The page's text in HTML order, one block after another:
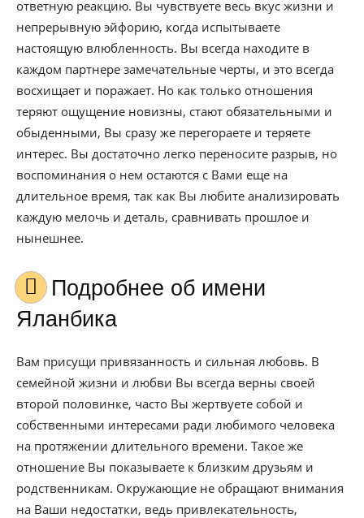
ответную реакцию. Вы чувствуете весь вкус жизни и
непрерывную эйфорию, когда испытываете
настоящую влюбленность. Вы всегда находите в
каждом партнере замечательные черты, и это всегда
восхищает и поражает. Но как только отношения
теряют ощущение новизны, стают обязательными и
обыденными, Вы сразу же перегораете и теряете
интерес. Вы достаточно легко переносите разрыв, но
воспоминания о нем остаются с Вами еще на
длительное время, так как Вы любите анализировать
каждую мелочь и деталь, сравнивать прошлое и
нынешнее.
Подробнее об имени
Яланбика
Вам присущи привязанность и сильная любовь. В
семейной жизни и любви Вы всегда верны своей
второй половинке, часто Вы жертвуете собой и
собственными интересами ради любимого человека
на протяжении длительного времени. Такое же
отношение Вы показываете к близким друзьям и
родственникам. Окружающие не обращают внимания
на Ваши недостатки, ведь привлекательность,